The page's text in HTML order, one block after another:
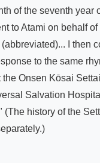
of the seventh year
to Atami on behalf
I then
to the same
the Onsen Kōsai
Salvation
(The history of the